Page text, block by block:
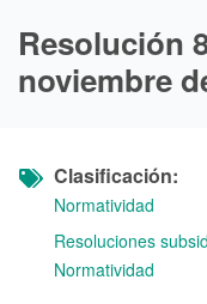
Resolución
noviembre
Clasificación
Normatividad
Resoluciones
Normatividad